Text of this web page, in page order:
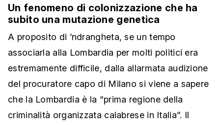
Un fenomeno di colonizzazione che ha
subito una mutazione genetica
A proposito di ’ndrangheta, se un tempo
associarla alla Lombardia per molti politici era
estremamente difficile, dalla allarmata audizione
del procuratore capo di Milano si viene a sapere
che la Lombardia è la “prima regione della
criminalità organizzata calabrese in Italia”. Il